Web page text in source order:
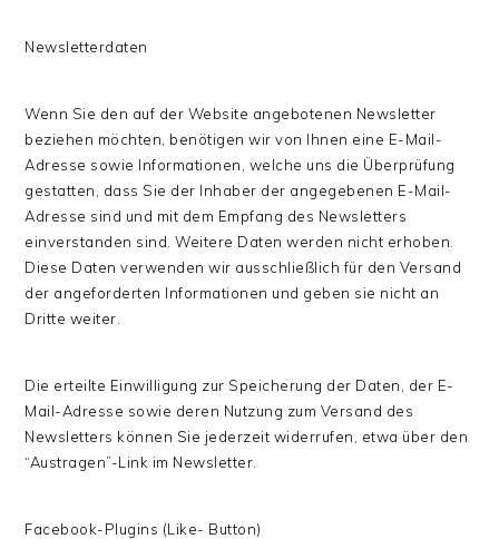
Newsletterdaten
Wenn Sie den auf der Website angebotenen Newsletter
beziehen möchten, benötigen wir von Ihnen eine E-Mail-
Adresse sowie Informationen, welche uns die Überprüfung
gestatten, dass Sie der Inhaber der angegebenen E-Mail-
Adresse sind und mit dem Empfang des Newsletters
einverstanden sind. Weitere Daten werden nicht erhoben.
Diese Daten verwenden wir ausschließlich für den Versand
der angeforderten Informationen und geben sie nicht an
Dritte weiter.
Die erteilte Einwilligung zur Speicherung der Daten, der E-
Mail-Adresse sowie deren Nutzung zum Versand des
Newsletters können Sie jederzeit widerrufen, etwa über den
“Austragen”-Link im Newsletter.
Facebook-Plugins (Like- Button)